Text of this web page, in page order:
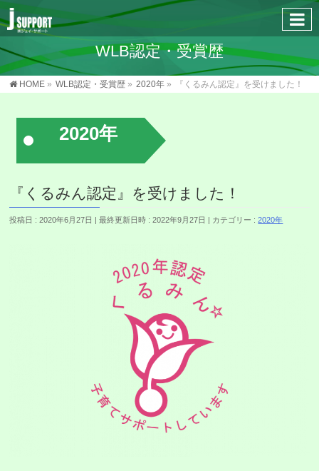
WLB認定・受賞歴
HOME » WLB認定・受賞歴 » 2020年 » 『くるみん認定』を受けました！
2020年
『くるみん認定』を受けました！
投稿日 : 2020年6月27日 最終更新日時 : 2022年9月27日 カテゴリー :2020年